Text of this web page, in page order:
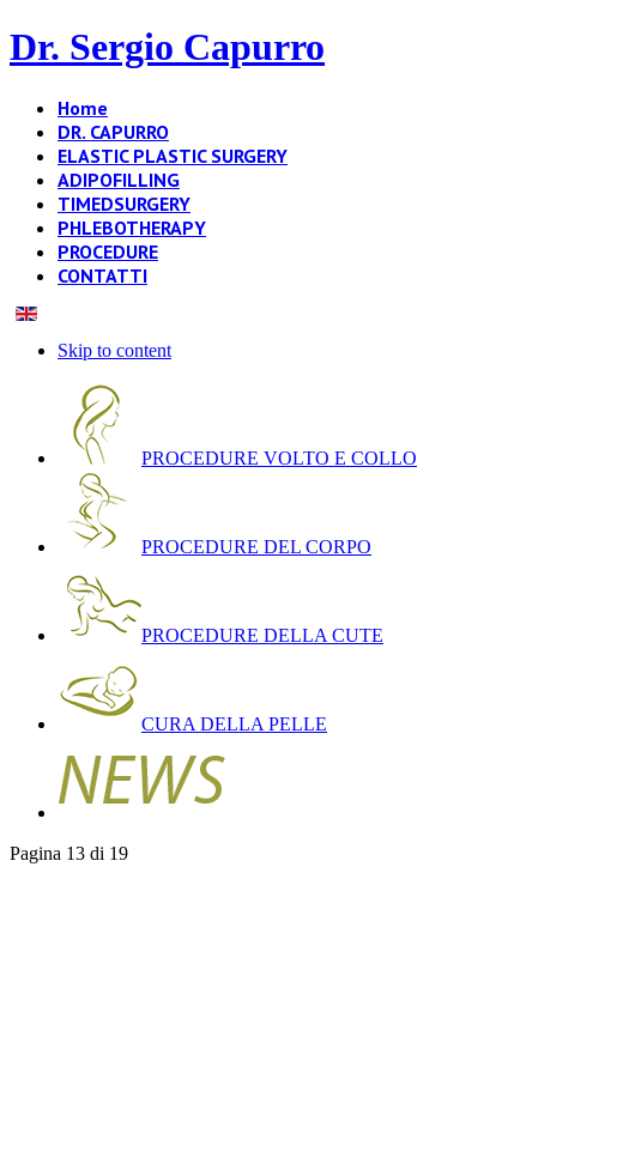
Dr. Sergio Capurro
Home
DR. CAPURRO
ELASTIC PLASTIC SURGERY
ADIPOFILLING
TIMEDSURGERY
PHLEBOTHERAPY
PROCEDURE
CONTATTI
Skip to content
PROCEDURE VOLTO E COLLO
PROCEDURE DEL CORPO
PROCEDURE DELLA CUTE
CURA DELLA PELLE
Pagina 13 di 19